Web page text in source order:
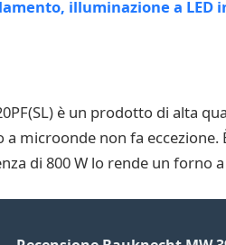
è un prodotto di alta
microonde non fa
di 800 W lo rende un forno